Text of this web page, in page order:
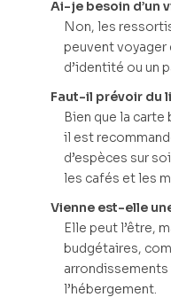
Ai-je besoin d’un
Non, les
peuvent voyager
d’identité ou un
Faut-il prévoir du
Bien que la
il est
d’espèces sur
les cafés et les
Vienne est-elle
Elle peut l’être,
budgétaires,
l’hébergement.